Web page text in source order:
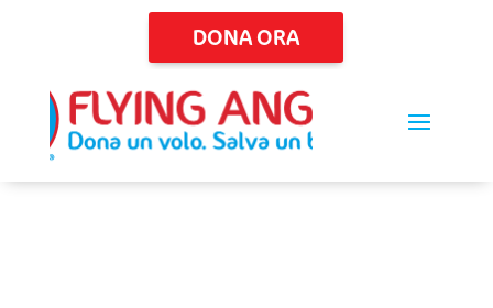
DONA ORA